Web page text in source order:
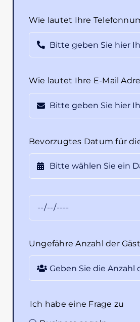
Wie lautet Ihre
Wie lautet Ihre E-Mail
Bevorzugtes Datum für
Ungefähre Anzahl der
Ich habe eine Frage zu